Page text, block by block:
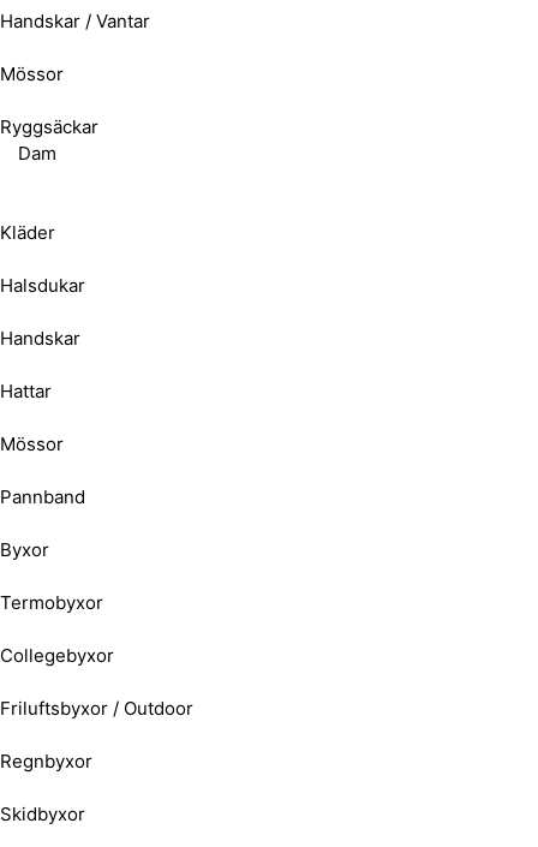
Handskar / Vantar
Mössor
Ryggsäckar
Dam
Kläder
Halsdukar
Handskar
Hattar
Mössor
Pannband
Byxor
Termobyxor
Collegebyxor
Friluftsbyxor / Outdoor
Regnbyxor
Skidbyxor